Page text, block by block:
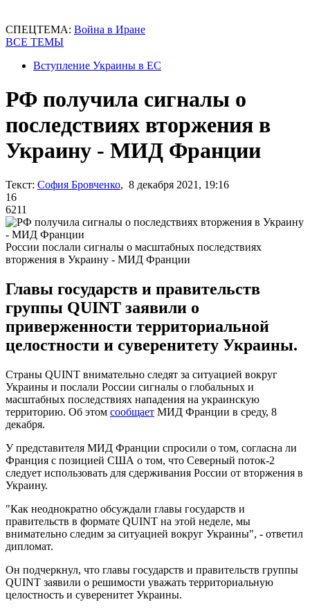
СПЕЦТЕМА: Война в Иране
ВСЕ ТЕМЫ
Вступление Украины в ЕС
РФ получила сигналы о
последствиях вторжения в
Украину - МИД Франции
Текст: София Бровченко, 8 декабря 2021, 19:16
16
6211
России послали сигналы о масштабных последствиях
вторжения в Украину - МИД Франции
Главы государств и правительств
группы QUINT заявили о
приверженности территориальной
целостности и суверенитету Украины.
Страны QUINT внимательно следят за ситуацией вокруг
Украины и послали России сигналы о глобальных и
масштабных последствиях нападения на украинскую
территорию. Об этом сообщает МИД Франции в среду, 8
декабря.
У представителя МИД Франции спросили о том, согласна ли
Франция с позицией США о том, что Северный поток-2
следует использовать для сдерживания России от вторжения в
Украину.
"Как неоднократно обсуждали главы государств и
правительств в формате QUINT на этой неделе, мы
внимательно следим за ситуацией вокруг Украины", - ответил
дипломат.
Он подчеркнул, что главы государств и правительств группы
QUINT заявили о решимости уважать территориальную
целостность и суверенитет Украины.